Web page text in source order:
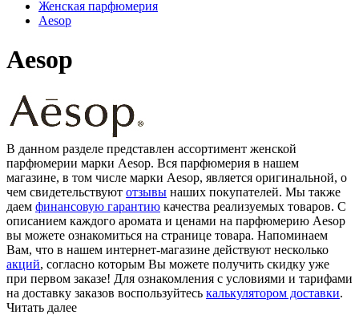
Женская парфюмерия
Aesop
Aesop
В данном разделе представлен ассортимент женской
парфюмерии марки Aesop. Вся парфюмерия в нашем
магазине, в том числе марки Aesop, является оригинальной, о
чем свидетельствуют отзывы наших покупателей. Мы также
даем финансовую гарантию качества реализуемых товаров. С
описанием каждого аромата и ценами на парфюмерию Aesop
вы можете ознакомиться на странице товара. Напоминаем
Вам, что в нашем интернет-магазине действуют несколько
акций, согласно которым Вы можете получить скидку уже
при первом заказе! Для ознакомления с условиями и тарифами
на доставку заказов воспользуйтесь калькулятором доставки.
Читать далее